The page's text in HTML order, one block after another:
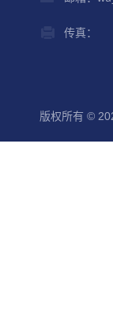
传真：
版权所有 ©